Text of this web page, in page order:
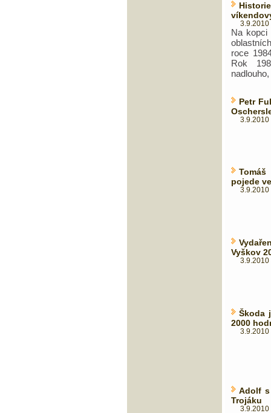
3.9.2010
Na kopci
roce
Rok
Petr
3.9.2010
pojede
3.9.2010
Vyškov
3.9.2010
Škoda
2000
3.9.2010
Adolf
Trojáku
3.9.2010